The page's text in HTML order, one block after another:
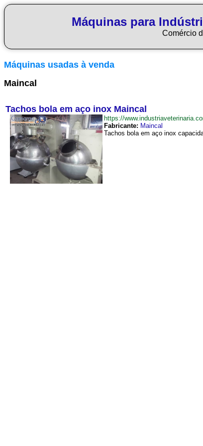
Máquinas para
Comércio
Máquinas usadas à venda
Maincal
Tachos bola em aço inox Maincal
https://
Fabricante: Maincal
Tachos bola em aço inox